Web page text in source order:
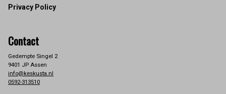
Privacy Policy
Contact
Gedempte Singel 2
9401 JP Assen
info@keskusta.nl
0592-313510